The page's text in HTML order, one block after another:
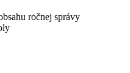
ročnej správy